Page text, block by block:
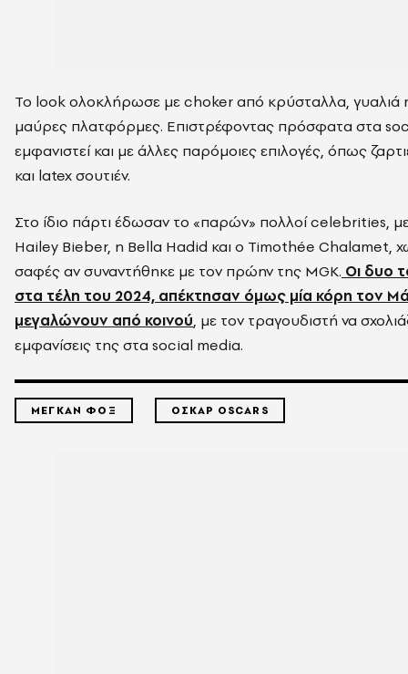
Το look ολοκλήρωσε με choker από κρύσταλλα, γυαλιά
μαύρες πλατφόρμες. Επιστρέφοντας πρόσφατα στα
εμφανιστεί και με άλλες παρόμοιες επιλογές, όπως
και latex σουτιέν.
Στο ίδιο πάρτι έδωσαν το «παρών» πολλοί celebrities,
Hailey Bieber, η Bella Hadid και ο Timothée Chalamet,
σαφές αν συναντήθηκε με τον πρώην της MGK. Οι δυο
στα τέλη του 2024, απέκτησαν όμως μία κόρη τον
μεγαλώνουν από κοινού, με τον τραγουδιστή να
εμφανίσεις της στα social media.
ΜΕΓΚΑΝ ΦΟΞ ΟΣΚΑΡ OSCARS